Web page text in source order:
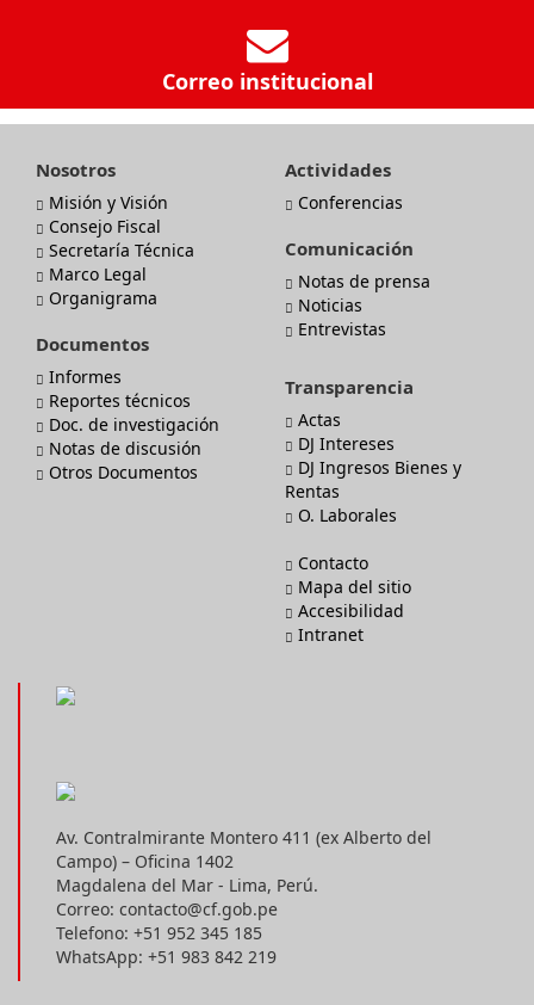
Correo institucional
Nosotros
Misión y Visión
Consejo Fiscal
Secretaría Técnica
Marco Legal
Organigrama
Documentos
Informes
Reportes técnicos
Doc. de investigación
Notas de discusión
Otros Documentos
Actividades
Conferencias
Comunicación
Notas de prensa
Noticias
Entrevistas
Transparencia
Actas
DJ Intereses
DJ Ingresos Bienes y
Rentas
O. Laborales
Contacto
Mapa del sitio
Accesibilidad
Intranet
Av. Contralmirante Montero 411 (ex Alberto del
Campo) – Oficina 1402
Magdalena del Mar - Lima, Perú.
Correo: contacto@cf.gob.pe
Telefono: +51 952 345 185
WhatsApp: +51 983 842 219